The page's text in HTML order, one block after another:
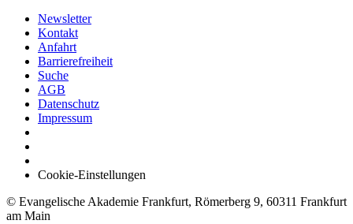
Newsletter
Kontakt
Anfahrt
Barrierefreiheit
Suche
AGB
Datenschutz
Impressum
Cookie-Einstellungen
© Evangelische Akademie Frankfurt, Römerberg 9, 60311 Frankfurt
am Main